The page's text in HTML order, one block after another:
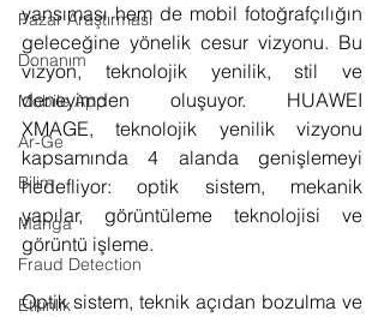
Pazar Araştırması
Donanım
Mobile App
Ar-Ge
Bilim
Manga
Fraud Detection
Etkinlik
yansıması hem de mobil fotoğrafçılığın
geleceğine yönelik cesur vizyonu. Bu
vizyon, teknolojik yenilik, stil ve
deneyimden oluşuyor. HUAWEI
XMAGE, teknolojik yenilik vizyonu
kapsamında 4 alanda genişlemeyi
hedefliyor: optik sistem, mekanik
yapılar, görüntüleme teknolojisi ve
görüntü işleme.
Optik sistem, teknik açıdan bozulma ve